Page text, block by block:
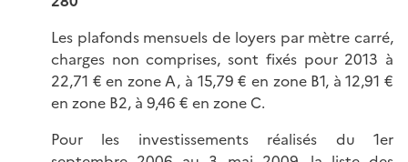
Les plafonds mensuels de loyers par mètre carré,
charges non comprises, sont fixés pour 2013 à
22,71 € en zone A, à 15,79 € en zone B1, à 12,91 €
en zone B2, à 9,46 € en zone C.
Pour les investissements réalisés du 1er